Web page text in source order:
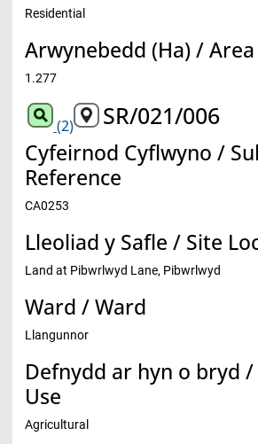
Residential
Arwynebedd (Ha) / Area
1.277
(2) SR/021/006
Cyfeirnod Cyflwyno /
Reference
CA0253
Lleoliad y Safle / Site
Land at Pibwrlwyd Lane, Pibwrlwyd
Ward / Ward
Llangunnor
Defnydd ar hyn o bryd
Use
Agricultural